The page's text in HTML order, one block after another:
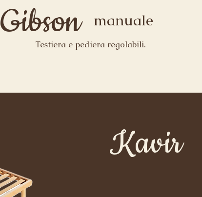
Gibson manuale
Testiera e pediera regolabili.
Kavir